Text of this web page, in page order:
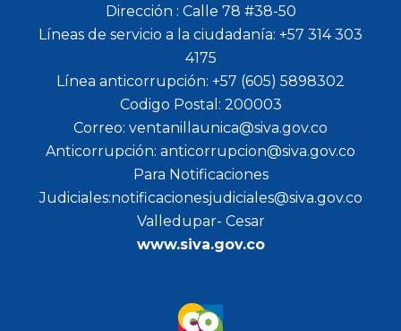
Dirección : Calle 78 #38-50
Líneas de servicio a la ciudadanía: +57 314 303
4175
Línea anticorrupción: +57 (605) 5898302
Codigo Postal: 200003
Correo: ventanillaunica@siva.gov.co
Anticorrupción: anticorrupcion@siva.gov.co
Para Notificaciones
Judiciales:notificacionesjudiciales@siva.gov.co
Valledupar- Cesar
www.siva.gov.co